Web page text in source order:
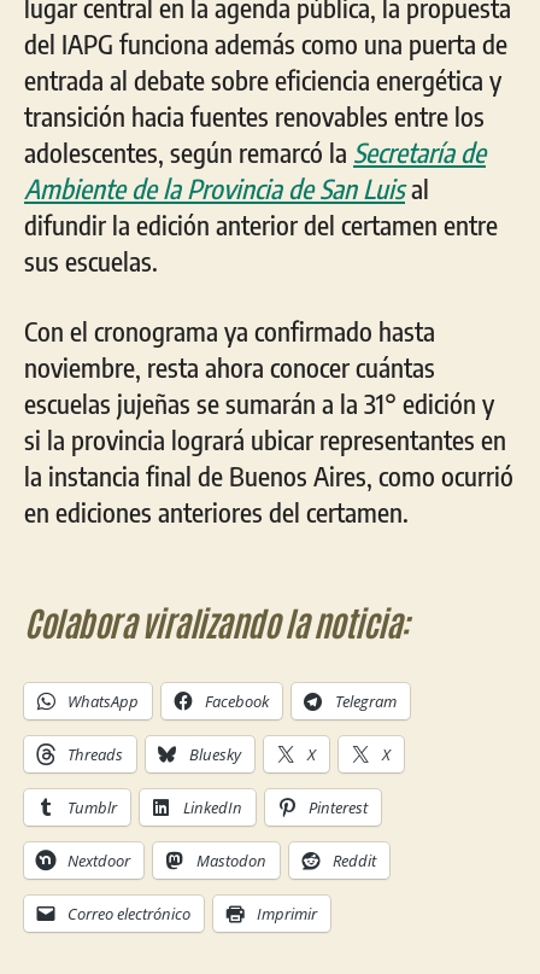
lugar central en la agenda pública, la propuesta
del IAPG funciona además como una puerta de
entrada al debate sobre eficiencia energética y
transición hacia fuentes renovables entre los
adolescentes, según remarcó la Secretaría de
Ambiente de la Provincia de San Luisal
difundir la edición anterior del certamen entre
sus escuelas.
Con el cronograma ya confirmado hasta
noviembre, resta ahora conocer cuántas
escuelas jujeñas se sumarán a la 31° edición y
si la provincia logrará ubicar representantes en
la instancia final de Buenos Aires, como ocurrió
en ediciones anteriores del certamen.
Colabora viralizando la noticia:
WhatsApp Facebook Telegram
Threads Bluesky X X
Tumblr LinkedIn Pinterest
Nextdoor Mastodon Reddit
Correo electrónico Imprimir